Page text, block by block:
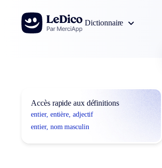
Aller au contenu
Dictionnaire
Accès rapide aux définitions
entier, entière, adjectif
entier, nom masculin